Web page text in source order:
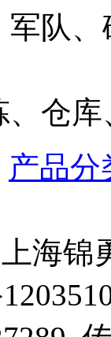
队
仓
产品分
海锦